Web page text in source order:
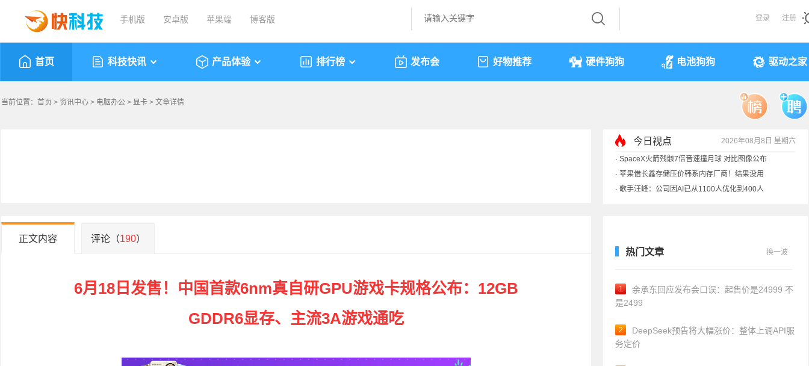
手机版 安卓版 苹果端 博客版 登录 注册
首页 科技快讯 产品体验 排行榜 发布会 好物推荐 硬件狗狗 电池狗狗 驱动之家
当前位置： 首页 > 资讯中心 > 电脑办公 > 显卡 > 文章详情
今日视点 2026年08月8日 星期六
· SpaceX火箭残骸7倍音速撞月球 对比图像公布
苹果借长鑫存储压价韩系内存厂商！结果没用
歌手汪峰：公司因AI已从1100人优化到400人
索尼旗舰电视上市：115寸、149999元
正文内容 评论（190）
6月18日发售！中国首款6nm真自研GPU游戏卡规格公布：12GB
GDDR6显存、主流3A游戏通吃
热门文章 换一波
1
余承东回应发布会口误：起售价是24999 不
是2499
2
DeepSeek预告将大幅涨价：整体上调API服
务定价